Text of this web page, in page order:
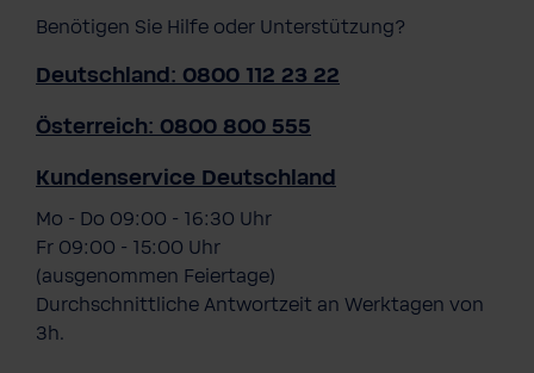
Benötigen Sie Hilfe oder Unterstützung?
Deutschland: 0800 112 23 22
Österreich: 0800 800 555
Kundenservice Deutschland
Mo - Do 09:00 - 16:30 Uhr
Fr 09:00 - 15:00 Uhr
(ausgenommen Feiertage)
Durchschnittliche Antwortzeit an Werktagen von
3h.